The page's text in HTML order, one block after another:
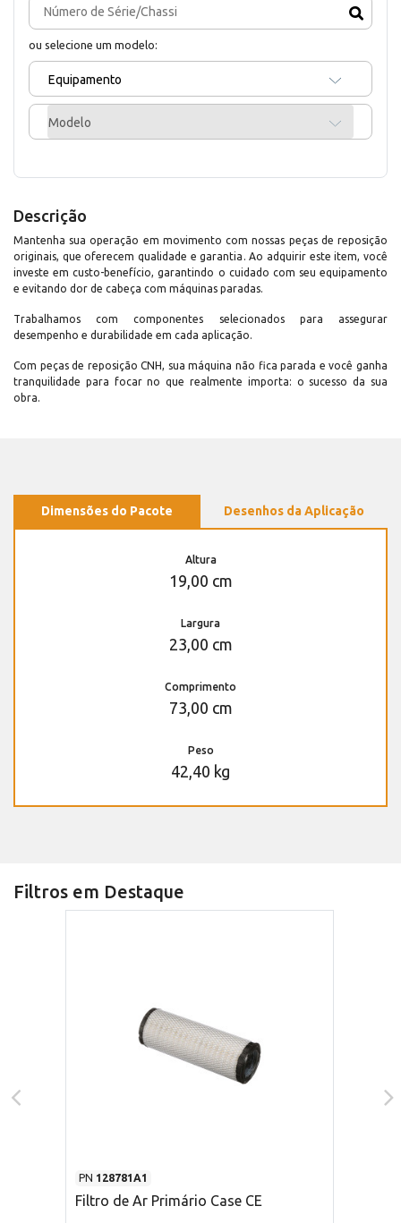
ou selecione um modelo:
Equipamento
Modelo
Descrição
Mantenha sua operação em movimento com nossas peças de reposição
originais, que oferecem qualidade e garantia. Ao adquirir este item, você
investe em custo-benefício, garantindo o cuidado com seu equipamento
e evitando dor de cabeça com máquinas paradas.
Trabalhamos com componentes selecionados para assegurar
desempenho e durabilidade em cada aplicação.
Com peças de reposição CNH, sua máquina não fica parada e você ganha
tranquilidade para focar no que realmente importa: o sucesso da sua
obra.
Dimensões do Pacote Desenhos da Aplicação
Altura
19,00 cm
Largura
23,00 cm
Comprimento
73,00 cm
Peso
42,40 kg
Filtros em Destaque
PN 128781A1
Filtro de Ar Primário Case CE